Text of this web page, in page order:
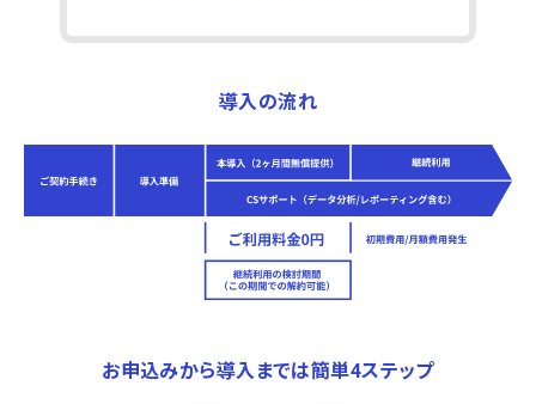
導入の流れ
お申込みから導入までは簡単4ステップ